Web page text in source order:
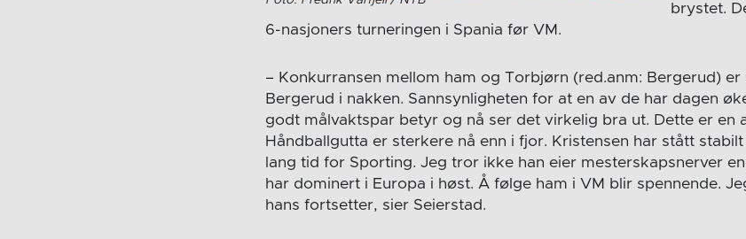
brystet.
6-nasjoners turneringen i Spania før VM.
– Konkurransen mellom ham og Torbjørn (red.anm: Bergerud) er
Bergerud i nakken. Sannsynligheten for at en av de har dagen
godt målvaktspar betyr og nå ser det virkelig bra ut. Dette er en
Håndballgutta er sterkere nå enn i fjor. Kristensen har stått
lang tid for Sporting. Jeg tror ikke han eier mesterskapsnerver
har dominert i Europa i høst. Å følge ham i VM blir spennende.
hans fortsetter, sier Seierstad.